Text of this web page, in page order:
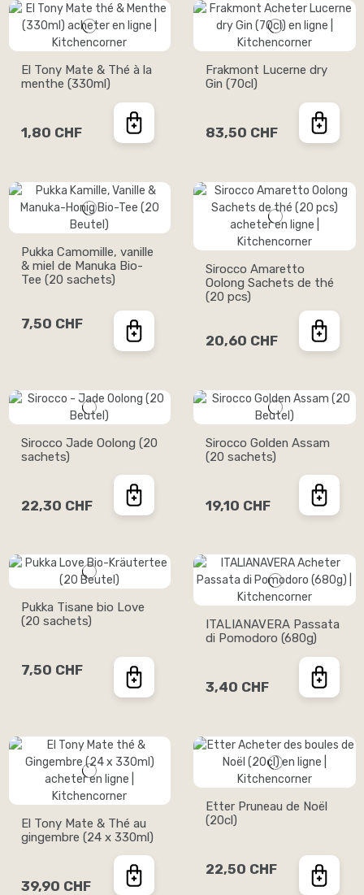
El Tony Mate & Thé à la
menthe (330ml)
1,80 CHF
Frakmont Lucerne dry
Gin (70cl)
83,50 CHF
Pukka Camomille, vanille
& miel de Manuka Bio-
Tee (20 sachets)
7,50 CHF
Sirocco Amaretto
Oolong Sachets de thé
(20 pcs)
20,60 CHF
Sirocco Jade Oolong (20
sachets)
22,30 CHF
Sirocco Golden Assam
(20 sachets)
19,10 CHF
Pukka Tisane bio Love
(20 sachets)
7,50 CHF
ITALIANAVERA Passata
di Pomodoro (680g)
3,40 CHF
El Tony Mate & Thé au
gingembre (24 x 330ml)
39,90 CHF
Etter Pruneau de Noël
(20cl)
22,50 CHF